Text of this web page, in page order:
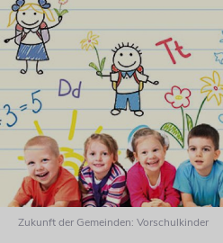
Zukunft der Gemeinden: Vorschulkinder